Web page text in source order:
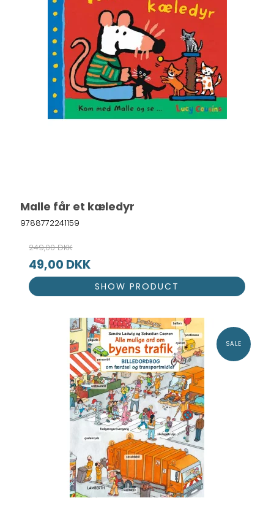
Malle får et kæledyr
9788772241159
249,00 DKK
49,00 DKK
SHOW PRODUCT
SALE